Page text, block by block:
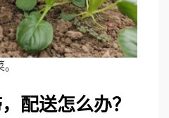
配送怎么办？